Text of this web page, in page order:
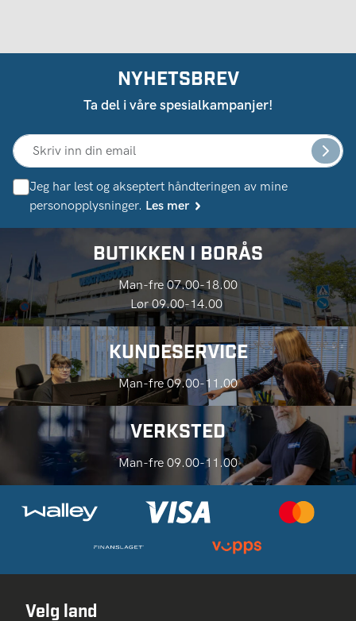
NYHETSBREV
Ta del i våre spesialkampanjer!
Jeg har lest og akseptert håndteringen av mine
personopplysninger. Les mer
BUTIKKEN I BORÅS
Man-fre 07.00-18.00
Lør 09.00-14.00
KUNDESERVICE
Man-fre 09.00-11.00
VERKSTED
Man-fre 09.00-11.00
Velg land